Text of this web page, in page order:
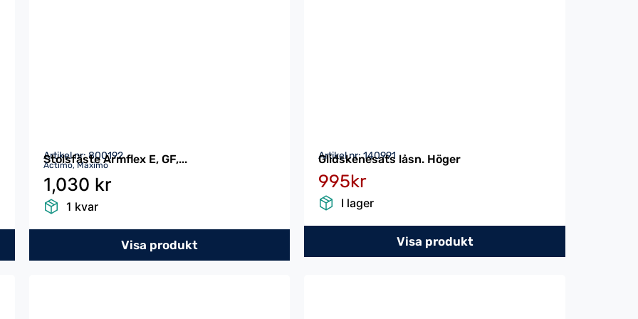
Artikel nr: 800192
Stolsfäste Armflex E, GF,...
Actimo, Maximo
1,030 kr
1 kvar
Visa produkt
Artikel nr: 140991
Glidskenesats låsn. Höger
995kr
I lager
Visa produkt